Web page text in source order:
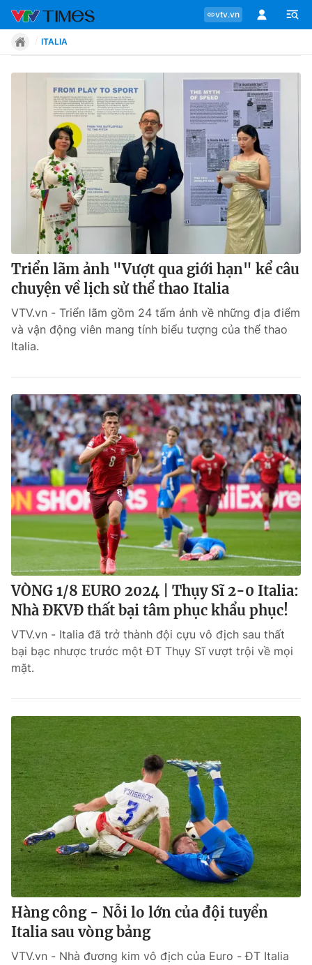
vtv.vn
Chuyên mục
Tin tức
Move
Phong cách
Chân dung
Bóng đá
Các môn khác
VIDEO
Bên lề
ITALIA
Triển lãm ảnh "Vượt qua giới hạn" kể câu
chuyện về lịch sử thể thao Italia
VTV.vn - Triển lãm gồm 24 tấm ảnh về những địa điểm
và vận động viên mang tính biểu tượng của thể thao
Italia.
VÒNG 1/8 EURO 2024 | Thụy Sĩ 2-0 Italia:
Nhà ĐKVĐ thất bại tâm phục khẩu phục!
VTV.vn - Italia đã trở thành đội cựu vô địch sau thất
bại bạc nhược trước một ĐT Thụy Sĩ vượt trội về mọi
mặt.
Hàng công - Nỗi lo lớn của đội tuyển
Italia sau vòng bảng
VTV.vn - Nhà đương kim vô địch của Euro - ĐT Italia